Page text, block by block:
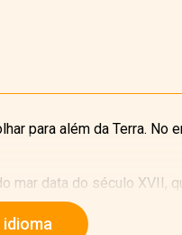
para além da Terra. No
mar data do século XVII,
idioma